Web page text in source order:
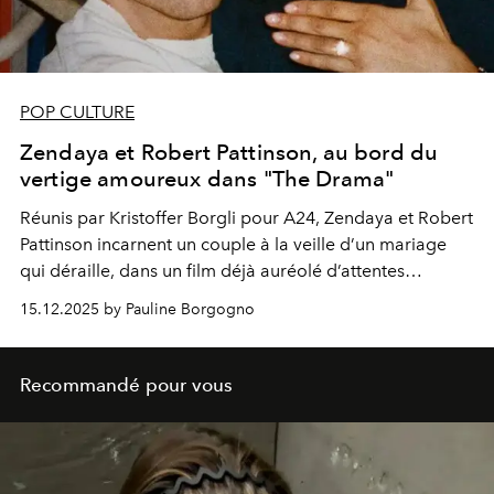
POP CULTURE
Zendaya et Robert Pattinson, au bord du
vertige amoureux dans "The Drama"
Réunis par Kristoffer Borgli pour A24, Zendaya et Robert
Pattinson incarnent un couple à la veille d’un mariage
qui déraille, dans un film déjà auréolé d’attentes
15.12.2025 by Pauline Borgogno
Recommandé pour vous